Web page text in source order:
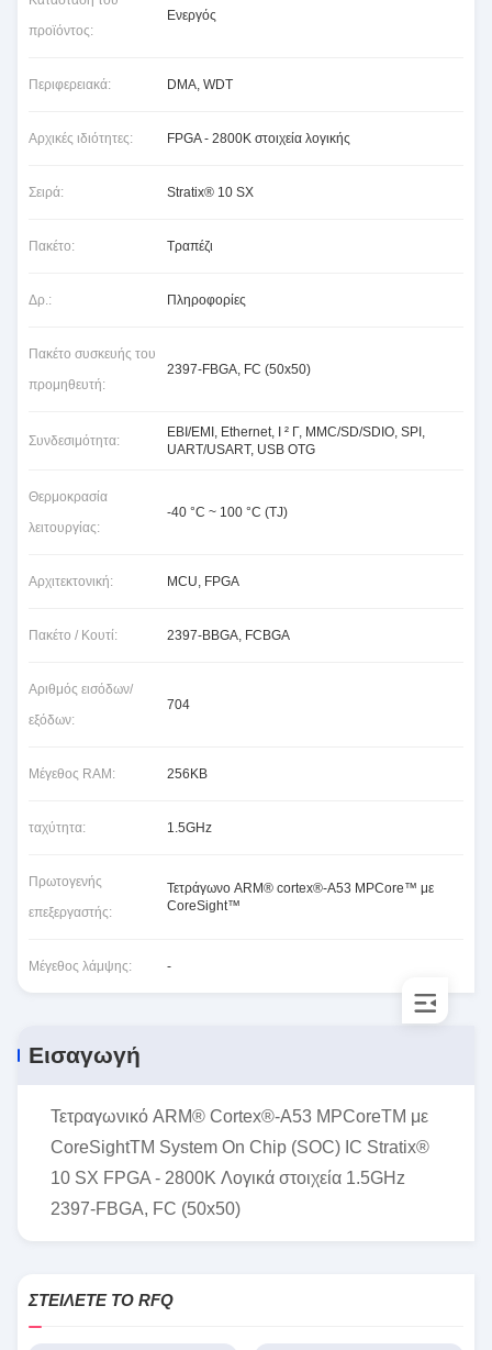
προϊόντος:
Ενεργός
Περιφερειακά: DMA, WDT
Αρχικές ιδιότητες: FPGA - 2800K στοιχεία λογικής
Σειρά: Stratix® 10 SX
Πακέτο: Τραπέζι
Δρ.: Πληροφορίες
Πακέτο συσκευής του
προμηθευτή:
2397-FBGA, FC (50x50)
Συνδεσιμότητα:
EBI/EMI, Ethernet, Ι ² Γ, MMC/SD/SDIO, SPI,
UART/USART, USB OTG
Θερμοκρασία
λειτουργίας:
-40 °C ~ 100 °C (TJ)
Αρχιτεκτονική: MCU, FPGA
Πακέτο / Κουτί: 2397-BBGA, FCBGA
Αριθμός εισόδων/
εξόδων:
704
Μέγεθος RAM: 256KB
ταχύτητα: 1.5GHz
Πρωτογενής
επεξεργαστής:
Τετράγωνο ARM® cortex®-A53 MPCore™ με
CoreSight™
Μέγεθος λάμψης: -
Εισαγωγή
Τετραγωνικό ARM® Cortex®-A53 MPCoreTM με
CoreSightTM System On Chip (SOC) IC Stratix®
10 SX FPGA - 2800K Λογικά στοιχεία 1.5GHz
2397-FBGA, FC (50x50)
ΣΤΕΊΛΕΤΕ ΤΟ RFQ